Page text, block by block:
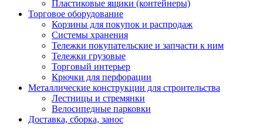
Пластиковые ящики (контейнеры)
Торговое оборудование
Корзины для покупок и распродаж
Системы хранения
Тележки покупательские и запчасти к ним
Тележки грузовые
Торговый интерьер
Крючки для перфорации
Металлические конструкции для строительства
Лестницы и стремянки
Велосипедные парковки
Доставка, сборка, занос